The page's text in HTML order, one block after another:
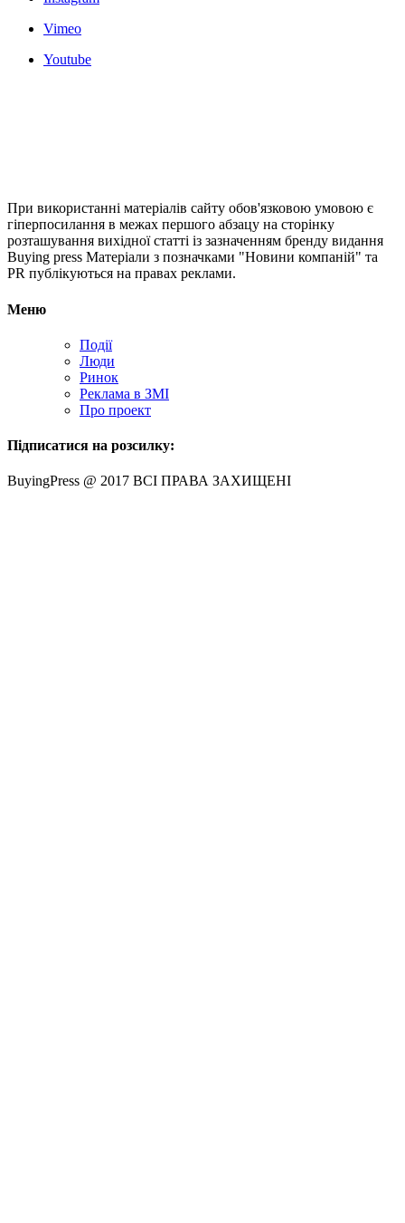
Vimeo
Youtube
При використанні матеріалів сайту обов'язковою умовою є
гіперпосилання в межах першого абзацу на сторінку
розташування вихідної статті із зазначенням бренду видання
Buying press Матеріали з позначками "Новини компаній" та
PR публікуються на правах реклами.
Меню
Події
Люди
Ринок
Реклама в ЗМІ
Про проект
Підписатися на розсилку:
BuyingPress @ 2017 ВСІ ПРАВА ЗАХИЩЕНІ